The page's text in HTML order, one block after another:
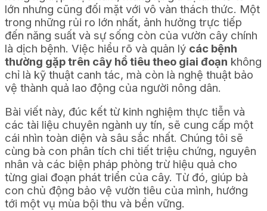
lớn nhưng cũng đối mặt với vô vàn thách thức. Một
trong những rủi ro lớn nhất, ảnh hưởng trực tiếp
đến năng suất và sự sống còn của vườn cây chính
là dịch bệnh. Việc hiểu rõ và quản lý các bệnh
thường gặp trên cây hồ tiêu theo giai đoạn không
chỉ là kỹ thuật canh tác, mà còn là nghệ thuật bảo
vệ thành quả lao động của người nông dân.
Bài viết này, đúc kết từ kinh nghiệm thực tiễn và
các tài liệu chuyên ngành uy tín, sẽ cung cấp một
cái nhìn toàn diện và sâu sắc nhất. Chúng tôi sẽ
cùng bà con phân tích chi tiết triệu chứng, nguyên
nhân và các biện pháp phòng trừ hiệu quả cho
từng giai đoạn phát triển của cây. Từ đó, giúp bà
con chủ động bảo vệ vườn tiêu của mình, hướng
tới một vụ mùa bội thu và bền vững.